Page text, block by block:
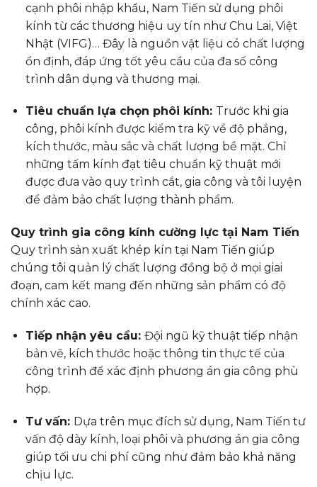
cạnh phôi nhập khẩu, Nam Tiến sử dụng phôi
kính từ các thương hiệu uy tín như Chu Lai, Việt
Nhật (VIFG)… Đây là nguồn vật liệu có chất lượng
ổn định, đáp ứng tốt yêu cầu của đa số công
trình dân dụng và thương mại.
Tiêu chuẩn lựa chọn phôi kính: Trước khi gia
công, phôi kính được kiểm tra kỹ về độ phẳng,
kích thước, màu sắc và chất lượng bề mặt. Chỉ
những tấm kính đạt tiêu chuẩn kỹ thuật mới
được đưa vào quy trình cắt, gia công và tôi luyện
để đảm bảo chất lượng thành phẩm.
Quy trình gia công kính cường lực tại Nam Tiến
Quy trình sản xuất khép kín tại Nam Tiến giúp
chúng tôi quản lý chất lượng đồng bộ ở mọi giai
đoạn, cam kết mang đến những sản phẩm có độ
chính xác cao.
Tiếp nhận yêu cầu: Đội ngũ kỹ thuật tiếp nhận
bản vẽ, kích thước hoặc thông tin thực tế của
công trình để xác định phương án gia công phù
hợp.
Tư vấn: Dựa trên mục đích sử dụng, Nam Tiến tư
vấn độ dày kính, loại phôi và phương án gia công
giúp tối ưu chi phí cũng như đảm bảo khả năng
chịu lực.